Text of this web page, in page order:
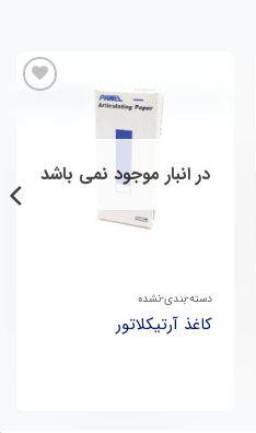
در انبار موجود نمی باشد
دسته-بندی-نشده
کاغذ آرتیکلاتور